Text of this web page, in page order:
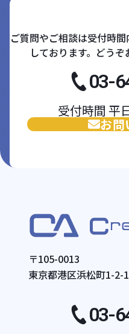
ご質問やご相談は受付時
しております。どうぞ
03-
受付時間 平
お問
〒105-0013
東京都港区浜松町1-
03-